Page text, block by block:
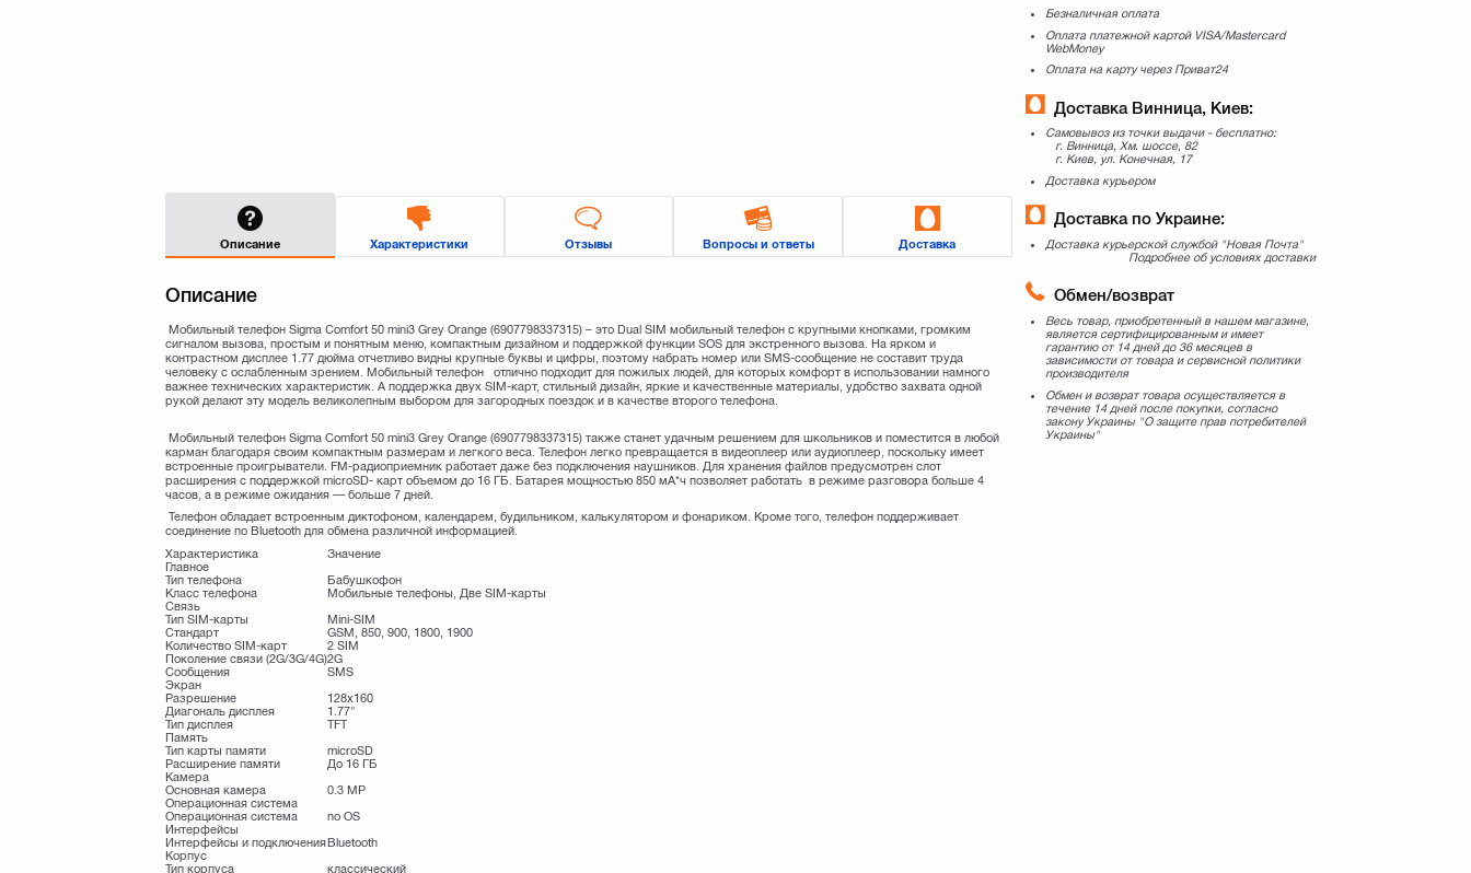
Описание Характеристики Отзывы Вопросы и ответы Доставка
Описание
Мобильный телефон Sigma Comfort 50 mini3 Grey Orange (6907798337315) – это Dual SIM мобильный телефон с крупными кнопками, громким
сигналом вызова, простым и понятным меню, компактным дизайном и поддержкой функции SOS для экстренного вызова. На ярком и
контрастном дисплее 1.77 дюйма отчетливо видны крупные буквы и цифры, поэтому набрать номер или SMS-сообщение не составит труда
человеку с ослабленным зрением. Мобильный телефон отлично подходит для пожилых людей, для которых комфорт в использовании намного
важнее технических характеристик. А поддержка двух SIM-карт, стильный дизайн, яркие и качественные материалы, удобство захвата одной
рукой делают эту модель великолепным выбором для загородных поездок и в качестве второго телефона.
Мобильный телефон Sigma Comfort 50 mini3 Grey Orange (6907798337315) также станет удачным решением для школьников и поместится в любой
карман благодаря своим компактным размерам и легкого веса. Телефон легко превращается в видеоплеер или аудиоплеер, поскольку имеет
встроенные проигрыватели. FM-радиоприемник работает даже без подключения наушников. Для хранения файлов предусмотрен слот
расширения с поддержкой microSD- карт объемом до 16 ГБ. Батарея мощностью 850 мА*ч позволяет работать в режиме разговора больше 4
часов, а в режиме ожидания — больше 7 дней.
Телефон обладает встроенным диктофоном, календарем, будильником, калькулятором и фонариком. Кроме того, телефон поддерживает
соединение по Bluetooth для обмена различной информацией.
Характеристика
Значение
Главное
Тип телефона
Бабушкофон
Класс телефона
Мобильные телефоны, Две SIM-карты
Связь
Тип SIM-карты
Mini-SIM
Стандарт
GSM, 850, 900, 1800, 1900
Количество SIM-карт
2 SIM
Поколение связи (2G/3G/4G)2G
Сообщения
SMS
Экран
Разрешение
128x160
Диагональ дисплея
1.77"
Тип дисплея
TFT
Память
Тип карты памяти
microSD
Расширение памяти
До 16 ГБ
Камера
Основная камера
0.3 MP
Операционная система
Операционная система
no OS
Интерфейсы
Интерфейсы и подключенияBluetooth
Корпус
Тип корпуса
классический
Безналичная оплата
Оплата платежной картой VISA/Mastercard
WebMoney
Оплата на карту через Приват24
Доставка Винница, Киев:
Самовывоз из точки выдачи - бесплатно:
г. Винница, Хм. шоссе, 82
г. Киев, ул. Конечная, 17
Доставка курьером
Доставка по Украине:
Доставка курьерской службой "Новая Почта"
Подробнее об условиях доставки
Обмен/возврат
Весь товар, приобретенный в нашем магазине,
является сертифицированным и имеет
гарантию от 14 дней до 36 месяцев в
зависимости от товара и сервисной политики
производителя
Обмен и возврат товара осуществляется в
течение 14 дней после покупки, согласно
закону Украины "О защите прав потребителей
Украины"